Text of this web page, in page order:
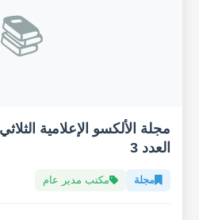
📚
العدد 3
مجلة مكتب مدير عام